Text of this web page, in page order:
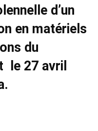
d’un
en matériels
du
le 27 avril